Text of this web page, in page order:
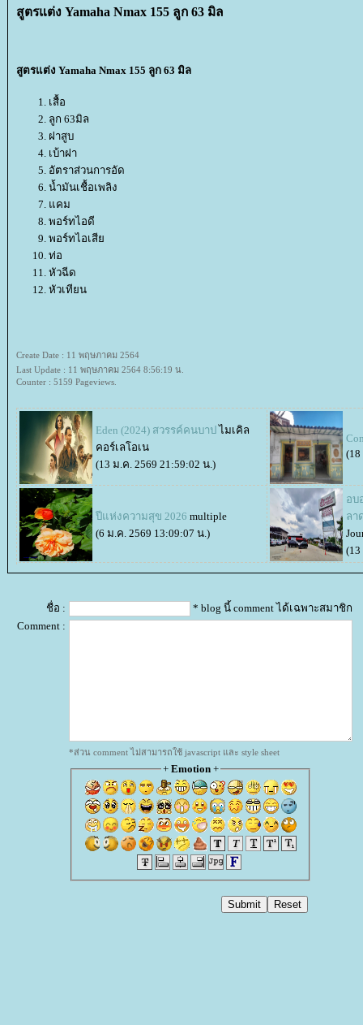
สูตรแต่ง Yamaha Nmax 155 ลูก 63 มิล
สูตรแต่ง Yamaha Nmax 155 ลูก 63 มิล
เสื้อ
ลูก 63มิล
ฝาสูบ
เบ้าฝา
อัตราส่วนการอัด
น้ำมันเชื้อเพลิง
คม
พอร์ทไอดี
พอร์ทไอเสี
ท่อ
หัวฉีด
หัวเทียน
Create Date : 11 พฤษภาคม 2564
Last Update : 11 พฤษภาคม 2564 8:56:19 น.
Counter : 5159 Pageviews.
Eden (2024) สวรรค์คนบาป ไมเคิล
คอร์เลโอเน
(13 ม.ค. 2569 21:59:02 น.)
ปีแห่งความสุข 2026 multiple
(6 ม.ค. 2569 13:09:07 น.)
อบ
ลา
ชื่อ :
* blog นี้ comment ได้เฉพาะสมาชิก
Comment :
*ส่วน comment ไม่สามารถใช้ javascript และ style sheet
+ Emotion+